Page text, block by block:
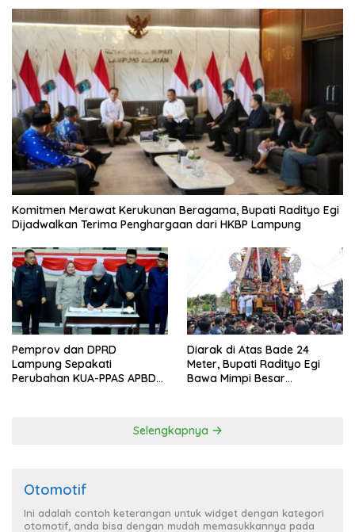
Komitmen Merawat Kerukunan Beragama, Bupati Radityo Egi
Dijadwalkan Terima Penghargaan dari HKBP Lampung
Pemprov dan DPRD
Lampung Sepakati
Perubahan KUA-PPAS APBD
Diarak di Atas Bade 24
Meter, Bupati Radityo Egi
Bawa Mimpi Besar
Selengkapnya
Otomotif
Ini adalah contoh keterangan untuk widget dengan kategori
otomotif, anda bisa dengan mudah memasukkannya pada